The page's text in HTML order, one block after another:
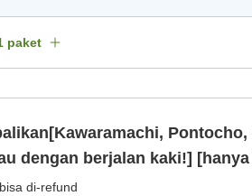
paket
Pontocho,
dengan berjalan kaki!] [hanya
di-refund